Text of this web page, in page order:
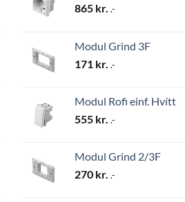
865 kr. .-
Modul Grind 3F
171 kr. .-
Modul Rofi einf. Hvítt
555 kr. .-
Modul Grind 2/3F
270 kr. .-